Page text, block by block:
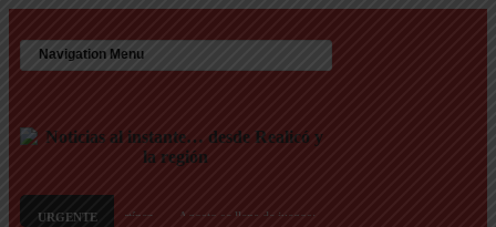
URGENTE
Juan Carlos Martínez Agosto se llena de juegos: el Mes de las Infancias se vive en los